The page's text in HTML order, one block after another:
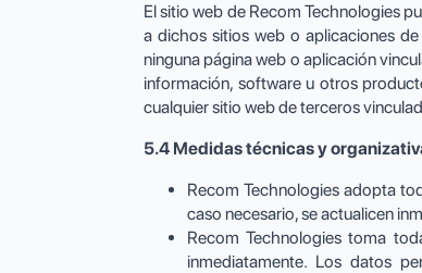
El sitio web de Recom Technologies
a dichos sitios web o aplicaciones
ninguna página web o aplicación
información, software u otros
cualquier sitio web de terceros
5.4 Medidas técnicas y
Recom Technologies adopta
caso necesario, se actualicen
Recom Technologies toma
inmediatamente. Los datos